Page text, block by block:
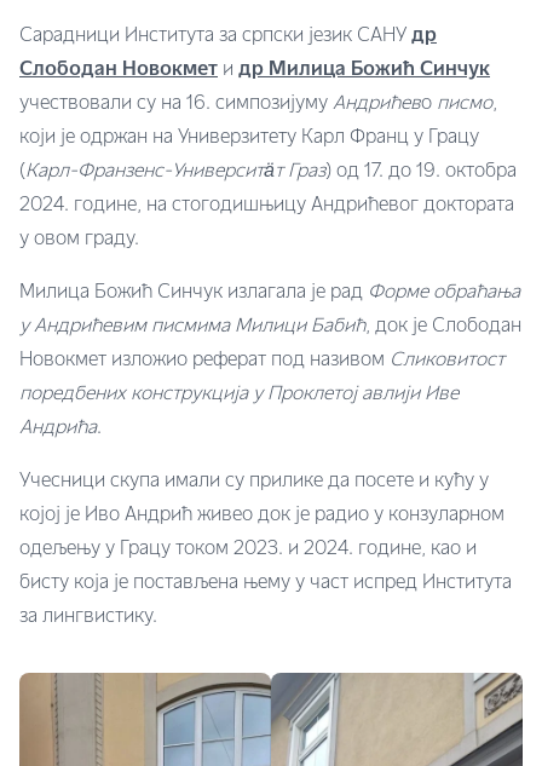
Сарадници Института за српски језик САНУ др
Слободан Новокмет и др Милица Божић Синчук
учествовали су на 16. симпозијуму Андрићево писмо,
који је одржан на Универзитету Карл Франц у Грацу
( Карл-Франзенс-Университäт Граз) од 17. до 19. октобра
2024. године, на стогодишњицу Андрићевог доктората
у овом граду.
Милица Божић Синчук излагала је рад Форме обраћања
у Андрићевим писмима Милици Бабић, док је Слободан
Новокмет изложио реферат под називом Сликовитост
поредбених конструкција у Проклетој авлији Иве
Андрића.
Учесници скупа имали су прилике да посете и кућу у
којој је Иво Андрић живео док је радио у конзуларном
одељењу у Грацу током 2023. и 2024. године, као и
бисту која је постављена њему у част испред Института
за лингвистику.